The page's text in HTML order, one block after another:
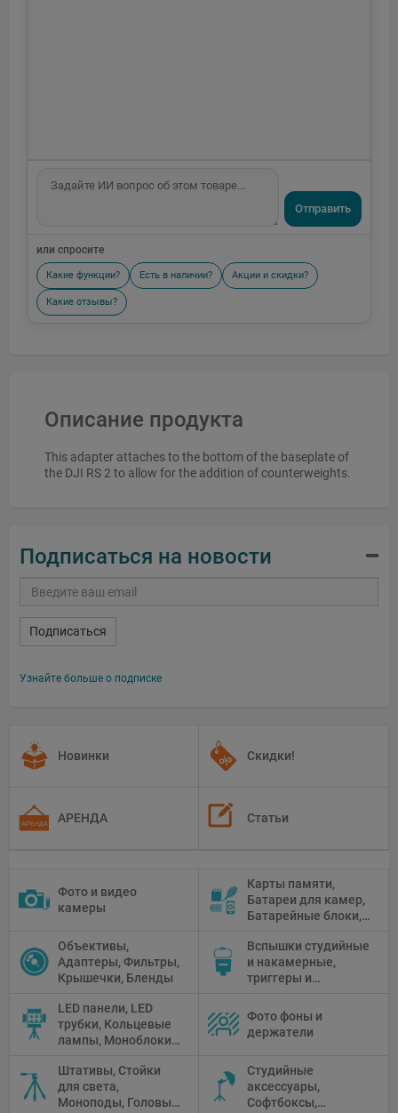
Отправить
или спросите
Какие функции? Есть в наличии? Акции и скидки?
Какие отзывы?
Описание продукта
This adapter attaches to the bottom of the baseplate of
the DJI RS 2 to allow for the addition of counterweights.
Подписаться на новости
Подписаться
Узнайте больше о подписке
Новинки Скидки!
АРЕНДА Статьи
Фото и видео
камеры
Карты памяти,
Батареи для камер,
Батарейные блоки,
Объективы,
Адаптеры, Фильтры,
Крышечки, Бленды
Вспышки студийные
и накамерные,
триггеры и
LED панели, LED
трубки, Кольцевые
лампы, Моноблоки,
Флуоресцентное и
галогенное
освещение
Фото фоны и
держатели
Штативы, Стойки
для света,
Моноподы, Головы
Студийные
аксессуары,
Софтбоксы,